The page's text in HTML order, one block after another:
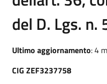
del D. Lgs.
Ultimo aggiornamento: 4
CIG ZEF3237758